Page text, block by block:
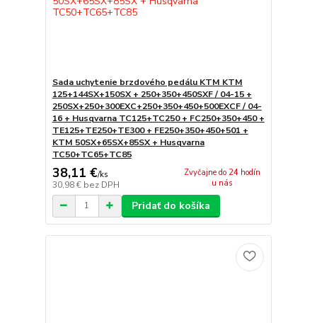
Sada uchytenie brzdového pedálu KTM KTM
125+144SX+150SX + 250+350+450SXF / 04-15 +
250SX+250+300EXC+250+350+450+500EXCF / 04-
16 + Husqvarna TC125+TC250 + FC250+350+450 +
TE125+TE250+TE300 + FE250+350+450+501 +
KTM 50SX+65SX+85SX + Husqvarna
TC50+TC65+TC85
38,11 €/ks
30,98 € bez DPH
Zvyčajne do 24 hodín
u nás
Pridať do košíka